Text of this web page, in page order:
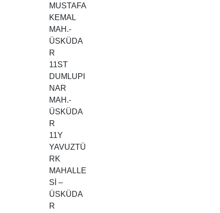
MUSTAFA
KEMAL
MAH.-
ÜSKÜDA
R
11ST
DUMLUPI
NAR
MAH.-
ÜSKÜDA
R
11Y
YAVUZTÜ
RK
MAHALLE
Sİ –
ÜSKÜDA
R